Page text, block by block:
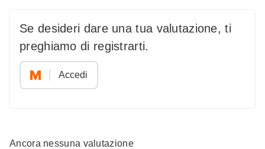
Se desideri dare una tua valutazione, ti
preghiamo di registrarti.
Accedi
Ancora nessuna valutazione